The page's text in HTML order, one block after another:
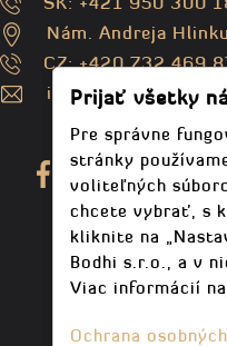
Nám. Andreja
CZ: +420 732 469
info@bodhispa.sk ,
Prijať všetky
Pre správne
stránky
voliteľných
chcete vybrať, s
kliknite na
Bodhi s.r.o., a v
Viac informácií
Ochrana